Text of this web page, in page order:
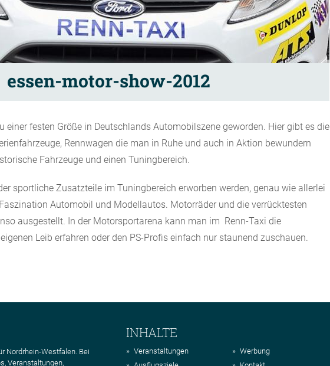
essen-motor-show-2012
einer festen Größe in Deutschlands Automobilszene geworden. Hier gibt es die
Rennwagen die man in Ruhe und auch in Aktion bewundern
Fahrzeuge und einen Tuningbereich.
sportliche Zusatzteile im Tuningbereich erworben werden, genau wie allerlei
Automobil und Modellautos. Motorräder und die verrücktesten
ausgestellt. In der Motorsportarena kann man im Renn-Taxi die
Leib erfahren oder den PS-Profis einfach nur staunend zuschauen.
Nordrhein-Westfalen. Bei
Veranstaltungen,
INHALTE
Veranstaltungen
Werbung